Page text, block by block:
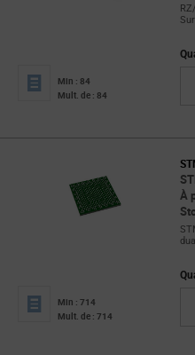
Min : 84
Mult. de : 84
À
Min : 714
Mult. de : 714